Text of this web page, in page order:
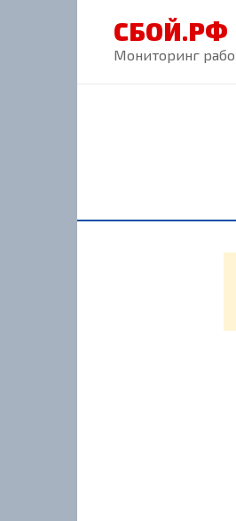
СБОЙ.РФ
Мониторинг